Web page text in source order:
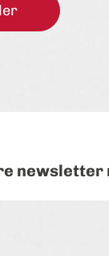
newsletter